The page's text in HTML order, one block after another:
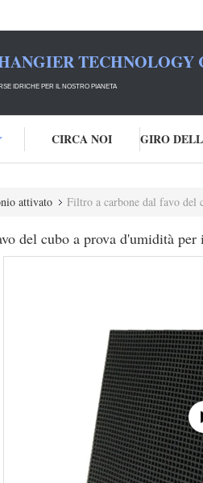
TECHNOLOGY
IDRICHE PER IL NOSTRO PIANETA
CIRCA NOI
attivato Filtro a carbone dal favo del
del cubo a prova d'umidità